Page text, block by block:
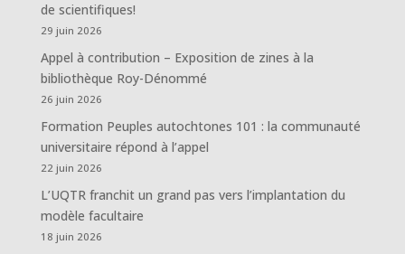
de scientifiques!
29 juin 2026
Appel à contribution – Exposition de zines à la
bibliothèque Roy-Dénommé
26 juin 2026
Formation Peuples autochtones 101 : la communauté
universitaire répond à l’appel
22 juin 2026
L’UQTR franchit un grand pas vers l’implantation du
modèle facultaire
18 juin 2026